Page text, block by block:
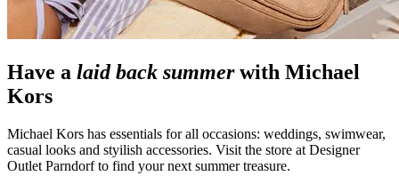
Have a laid back summerwith Michael
Kors
Michael Kors has essentials for all occasions: weddings, swimwear,
casual looks and styilish accessories. Visit the store at Designer
Outlet Parndorf to find your next summer treasure.